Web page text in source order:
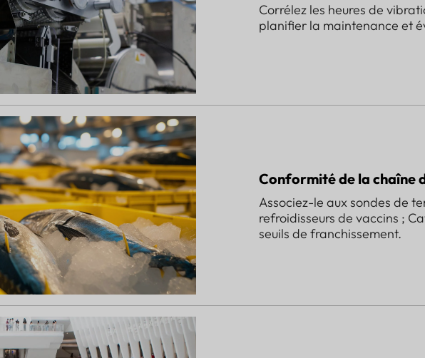
Corrélez les heures de
planifier la maintenance et
Conformité de la chaîne
Associez-le aux sondes de
refroidisseurs de vaccins ;
seuils de franchissement.